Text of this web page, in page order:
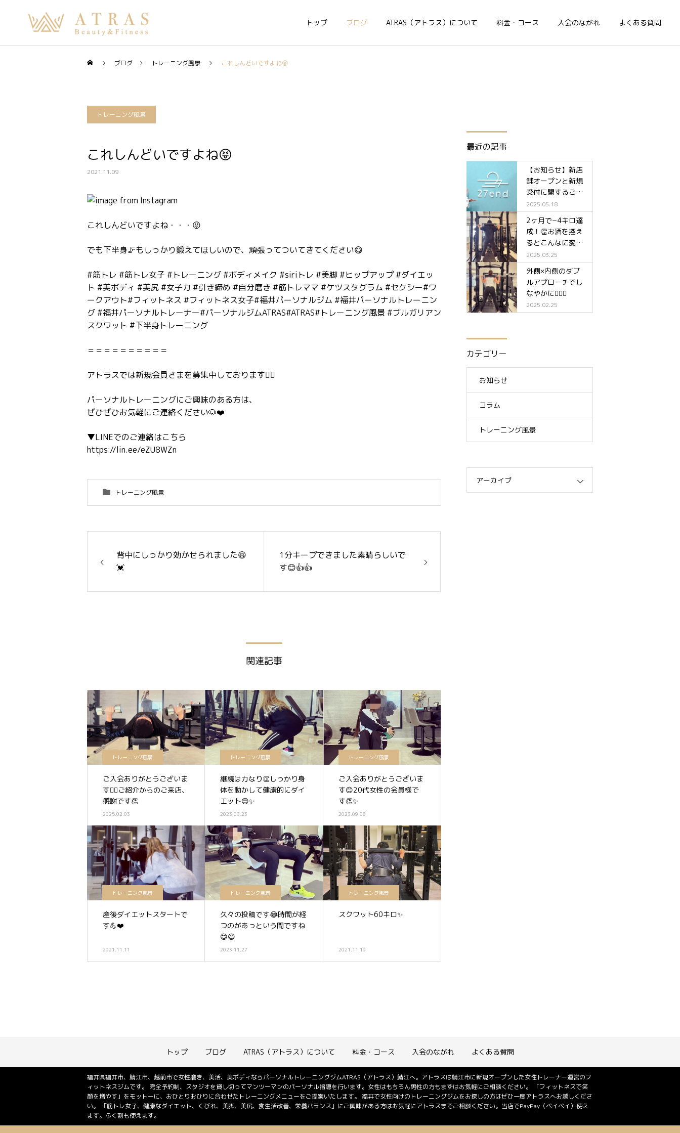
トップ ブログ ATRAS（アトラス）について 料金・コース 入会のながれ よくある質問
ブログ トレーニング風景 これしんどいですよね😝
トレーニング風景
これしんどいですよね😝
2021.11.09
これしんどいですよね・・・😝
でも下半身🦵もしっかり鍛えてほしいので、頑張ってついてきてください️😋
#筋トレ #筋トレ女子 #トレーニング #ボディメイク #siriトレ #美脚 #ヒップアップ #ダイエッ
ト #美ボディ #美尻 #女子力 #引き締め #自分磨き #筋トレママ #ケツスタグラム #セクシー#ワ
ークアウト#フィットネス #フィットネス女子#福井パーソナルジム #福井パーソナルトレーニン
グ #福井パーソナルトレーナー#パーソナルジムATRAS#ATRAS#トレーニング風景 #ブルガリアン
スクワット #下半身トレーニング
＝＝＝＝＝＝＝＝＝＝
アトラスでは新規会員さまを募集中しております🏋️‍♂️
パーソナルトレーニングにご興味のある方は、
ぜひぜひお気軽にご連絡ください🐶❤️
▼LINEでのご連絡はこちら
https://lin.ee/eZU8WZn
トレーニング風景
背中にしっかり効かせられました😆
💓
1分キープできました素晴らしいで
す😊👍👍
関連記事
トレーニング風景
ご入会ありがとうございま
す🏋️‍♀️ご紹介からのご来店、
感謝です👏
2025.02.03
トレーニング風景
継続は力なり👏しっかり身
体を動かして健康的にダイ
エット😊✨
2023.03.23
トレーニング風景
ご入会ありがとうございま
す😊20代女性の会員様で
す👏✨
2023.09.08
トレーニング風景
産後ダイエットスタートで
す💪❤️
2021.11.11
トレーニング風景
久々の投稿です😂時間が経
つのがあっという間ですね
😄😄
2023.11.27
トレーニング風景
スクワット60キロ✨
2021.11.19
最近の記事
【お知らせ】新店
舗オープンと新規
受付に関するご案
内✨
2025.05.18
2ヶ月で−4キロ達
成！👏お酒を控え
るとこんなに変わ
る✨
2025.03.25
外側×内側のダブ
ルアプローチでし
なやかに🧘‍♀️✨
2025.02.25
カテゴリー
お知らせ
コラム
トレーニング風景
アーカイブ
トップ ブログ ATRAS（アトラス）について 料金・コース 入会のながれ よくある質問
福井県福井市、鯖江市、越前市で女性磨き、美活、美ボディならパーソナルトレーニングジムATRAS（アトラス）鯖江へ。アトラスは鯖江市に新規オープンした女性トレーナー運営のフ
ィットネスジムです。 完全予約制、スタジオを貸し切ってマンツーマンのパーソナル指導を行います。女性はもちろん男性の方もまずはお気軽にご相談ください。 「フィットネスで笑
顔を増やす」をモットーに、おひとりおひりに合わせたトレーニングメニューをご提案いたします。 福井で女性向けのトレーニングジムをお探しの方はぜひ一度アトラスへお越しくださ
い。 「筋トレ女子、健康なダイエット、くびれ、美脚、美尻、食生活改善、栄養バランス」にご興味がある方はお気軽にアトラスまでご相談ください。当店でPayPay（ペイペイ）使え
ます。ふく割も使えます。